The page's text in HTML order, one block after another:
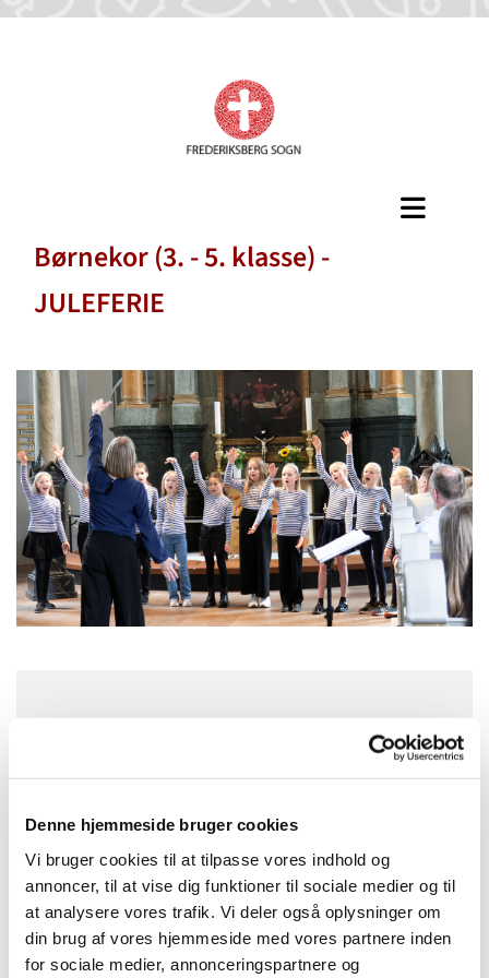
Denne hjemmeside bruger cookies
Vi bruger cookies til at tilpasse vores indhold og
annoncer, til at vise dig funktioner til sociale medier og til
at analysere vores trafik. Vi deler også oplysninger om
din brug af vores hjemmeside med vores partnere inden
for sociale medier, annonceringspartnere og
Børnekor (3. - 5. klasse) -
JULEFERIE
Onsdag 30. december 2026, kl. 16:30
Menighedshuset, Pile Allé 3, 2000
Frederiksberg
.